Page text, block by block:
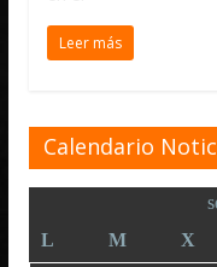
Leer más
Calendario
L
M X